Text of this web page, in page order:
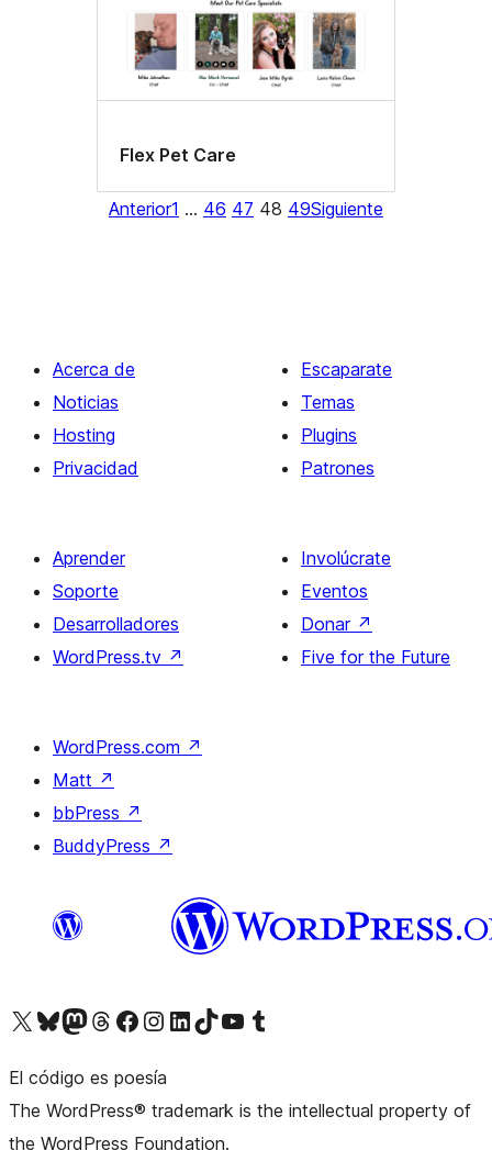
Flex Pet Care
Anterior1 … 46 47 48 49Siguiente
Acerca de
Noticias
Hosting
Privacidad
Escaparate
Temas
Plugins
Patrones
Aprender
Soporte
Desarrolladores
WordPress.tv ↗
Involúcrate
Eventos
Donar ↗
Five for the Future
WordPress.com ↗
Matt ↗
bbPress ↗
BuddyPress ↗
Visita nuestra cuenta de X (anteriormente Twitter)
Visita nuestra cuenta de Bluesky
Visita nuestra cuenta de Mastodon
Visita nuestra cuenta de Threads
Visita nuestra página de Facebook
Visita nuestra cuenta de Instagram
Visita nuestra cuenta de LinkedIn
Visita nuestra cuenta de TikTok
Visita nuestro canal de YouTube
Visita nuestra cuenta de Tumblr
El código es poesía
The WordPress® trademark is the intellectual property of
the WordPress Foundation.